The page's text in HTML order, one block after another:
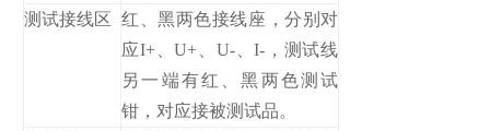
测试接线区 红、黑两色接线座，分别对
应I+、U+、U-、I-，测试线
另一端有红、黑两色测试
钳，对应接被测试品。